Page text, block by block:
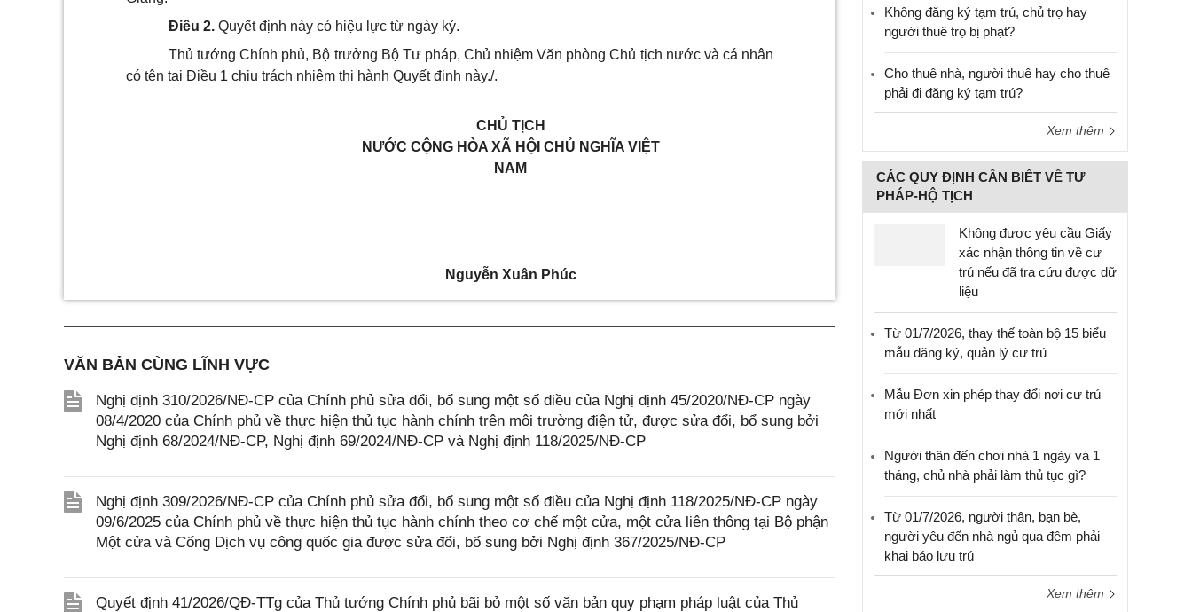
Điều 2. Quyết định này có hiệu lực từ ngày ký.
Thủ tướng Chính phủ, Bộ trưởng Bộ Tư pháp, Chủ nhiệm Văn phòng Chủ tịch nước và cá nhân
có tên tại Điều 1 chịu trách nhiệm thi hành Quyết định này./.
CHỦ TỊCH
NƯỚC CỘNG HÒA XÃ HỘI CHỦ NGHĨA VIỆT
NAM
Nguyễn Xuân Phúc
VĂN BẢN CÙNG LĨNH VỰC
Nghị định 310/2026/NĐ-CP của Chính phủ sửa đổi, bổ sung một số điều của Nghị định 45/2020/NĐ-CP ngày
08/4/2020 của Chính phủ về thực hiện thủ tục hành chính trên môi trường điện tử, được sửa đổi, bổ sung bởi
Nghị định 68/2024/NĐ-CP, Nghị định 69/2024/NĐ-CP và Nghị định 118/2025/NĐ-CP
Nghị định 309/2026/NĐ-CP của Chính phủ sửa đổi, bổ sung một số điều của Nghị định 118/2025/NĐ-CP ngày
09/6/2025 của Chính phủ về thực hiện thủ tục hành chính theo cơ chế một cửa, một cửa liên thông tại Bộ phận
Một cửa và Cổng Dịch vụ công quốc gia được sửa đổi, bổ sung bởi Nghị định 367/2025/NĐ-CP
Quyết định 41/2026/QĐ-TTg của Thủ tướng Chính phủ bãi bỏ một số văn bản quy phạm pháp luật của Thủ
Không đăng ký tạm trú, chủ trọ hay
người thuê trọ bị phạt?
Cho thuê nhà, người thuê hay cho thuê
phải đi đăng ký tạm trú?
Xem thêm
CÁC QUY ĐỊNH CẦN BIẾT VỀ TƯ
PHÁP-HỘ TỊCH
Không được yêu cầu Giấy
xác nhận thông tin về cư
trú nếu đã tra cứu được dữ
liệu
Từ 01/7/2026, thay thế toàn bộ 15 biểu
mẫu đăng ký, quản lý cư trú
Mẫu Đơn xin phép thay đổi nơi cư trú
mới nhất
Người thân đến chơi nhà 1 ngày và 1
tháng, chủ nhà phải làm thủ tục gì?
Từ 01/7/2026, người thân, bạn bè,
người yêu đến nhà ngủ qua đêm phải
khai báo lưu trú
Xem thêm